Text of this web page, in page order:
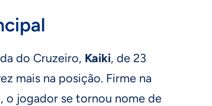
do Cruzeiro, Kaiki, de 23
mais na posição. Firme na
o jogador se tornou nome de